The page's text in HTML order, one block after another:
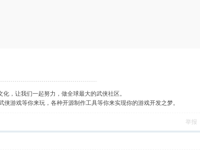
，让我们一起努力，做全球最大的武侠社区。
游戏等你来玩，各种开源制作工具等你来实现你的游戏开发之梦。
举报